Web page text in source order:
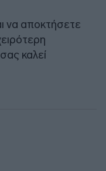
να αποκτήσετε
καλεί